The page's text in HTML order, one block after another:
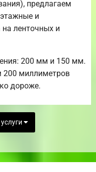
предлагаем
и
ленточных и
200 мм и 150 мм.
200 миллиметров
дороже.